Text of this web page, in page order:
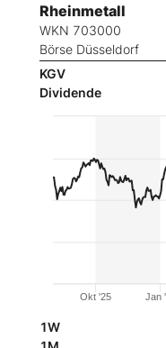
Rheinmetall
WKN 703000
Börse Düsseldorf
KGV
Dividende
Okt '25 Jan
1W